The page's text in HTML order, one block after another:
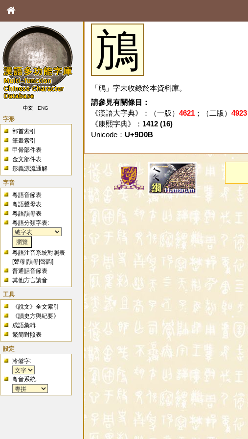
中文 ENG
字形
部首索引
筆畫索引
甲骨部件表
金文部件表
形義源流通解
字音
粵語音節表
粵語聲母表
粵語韻母表
粵語分類字表:
粵語注音系統對照表
[聲母 |韻母 |聲調]
普通話音節表
其他方言讀音
工具
《說文》全文索引
《讀史方輿紀要》
成語彙輯
繁簡對照表
設定
冷僻字:
粵音系統:
鴋
「鴋」字未收錄於本資料庫。
請參見有關條目：
《漢語大字典》：（一版） 4621；（二版） 4923
《康熙字典》： 1412 (16)
Unicode： U+9D0B